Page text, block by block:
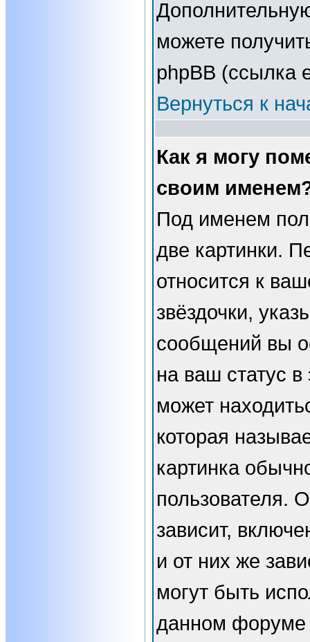
можете
phpBB (ссылка
Вернуться к
Как я могу
своим
Под именем
две картинки.
относится к
звёздочки,
сообщений вы
на ваш статус
может
которая
картинка
пользователя.
зависит,
и от них же
могут быть
данном форуме